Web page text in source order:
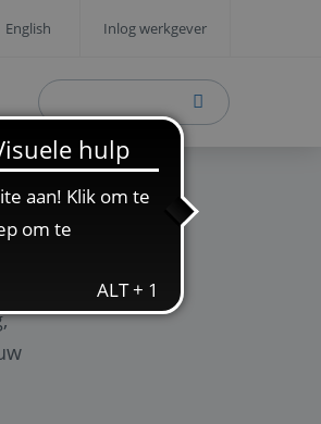
English Inlog werkgever